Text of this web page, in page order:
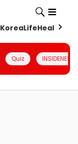
KoreaLifeHealth
Quiz INSIDENESIA